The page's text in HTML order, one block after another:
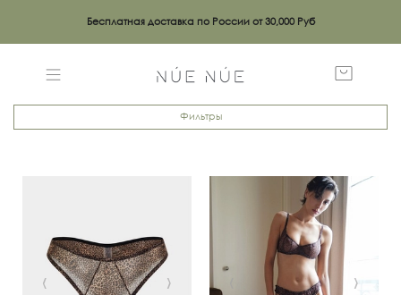
Бесплатная доставка по России от 30,000 Руб
Фильтры
‹ › ›